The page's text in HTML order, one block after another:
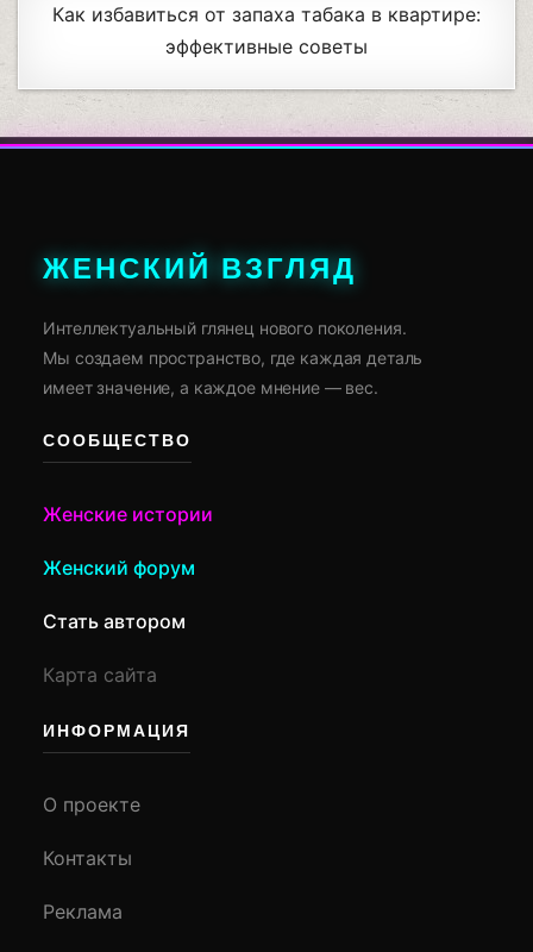
Как избавиться от запаха табака в квартире:
эффективные советы
ЖЕНСКИЙ ВЗГЛЯД
Интеллектуальный глянец нового поколения.
Мы создаем пространство, где каждая деталь
имеет значение, а каждое мнение — вес.
СООБЩЕСТВО
Женские истории
Женский форум
Стать автором
Карта сайта
ИНФОРМАЦИЯ
О проекте
Контакты
Реклама